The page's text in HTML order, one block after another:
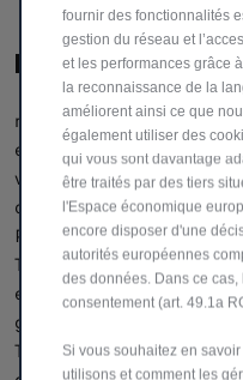
Huiles et
n choisissant les
exclusivité pour Fiat
véhicule utilitaire des
consommation, sécurité et
Présente dans plus de 20
TotalEnergies est leader
et la vente de liquides
gamme pour le secteur
TotalEnergies sont
fournir des fonctionnalités
gestion du réseau et
et les performances grâce
la reconnaissance de la
améliorent ainsi ce que
également utiliser des
qui vous sont davantage
être traités par des tiers
l'Espace économique
encore disposer d'une
autorités européennes
des données. Dans ce cas,
consentement (art. 49.1a
Si vous souhaitez en
utilisons et comment les